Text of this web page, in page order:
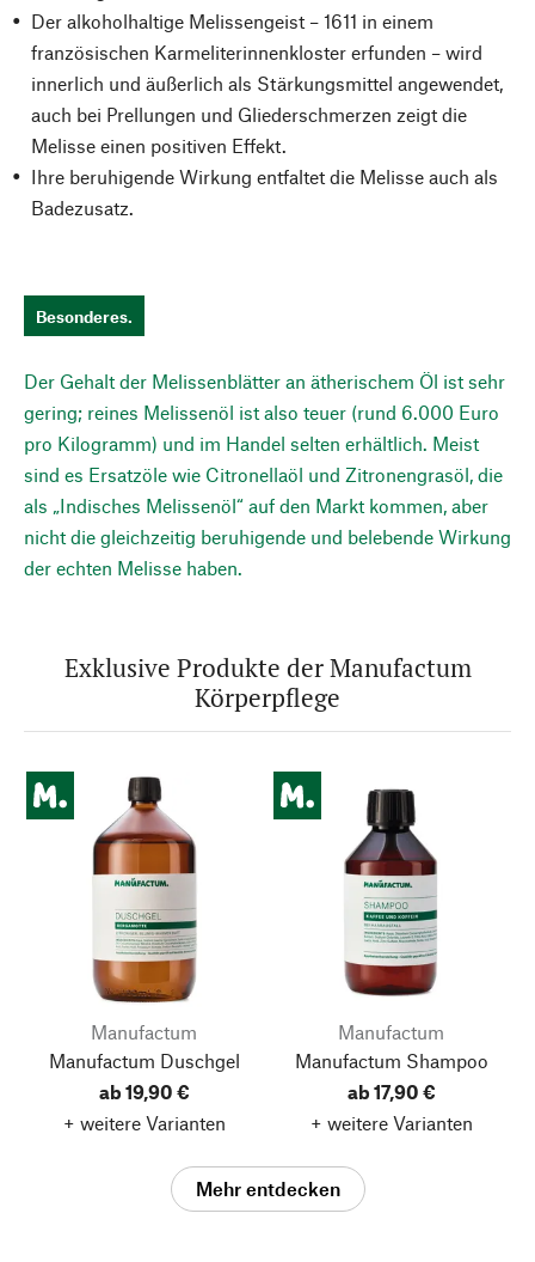
Der alkoholhaltige Melissengeist – 1611 in einem
französischen Karmeliterinnenkloster erfunden – wird
innerlich und äußerlich als Stärkungsmittel angewendet,
auch bei Prellungen und Gliederschmerzen zeigt die
Melisse einen positiven Effekt.
Ihre beruhigende Wirkung entfaltet die Melisse auch als
Badezusatz.
Besonderes.
Der Gehalt der Melissenblätter an ätherischem Öl ist sehr
gering; reines Melissenöl ist also teuer (rund 6.000 Euro
pro Kilogramm) und im Handel selten erhältlich. Meist
sind es Ersatzöle wie Citronellaöl und Zitronengrasöl, die
als „Indisches Melissenöl“ auf den Markt kommen, aber
nicht die gleichzeitig beruhigende und belebende Wirkung
der echten Melisse haben.
Exklusive Produkte der Manufactum
Körperpflege
Manufactum
Manufactum Duschgel
ab 19,90 €
+ weitere Varianten
Manufactum
Manufactum Shampoo
ab 17,90 €
+ weitere Varianten
Mehr entdecken